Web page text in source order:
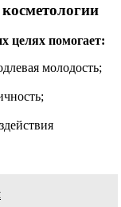
целях помогает:
молодость;